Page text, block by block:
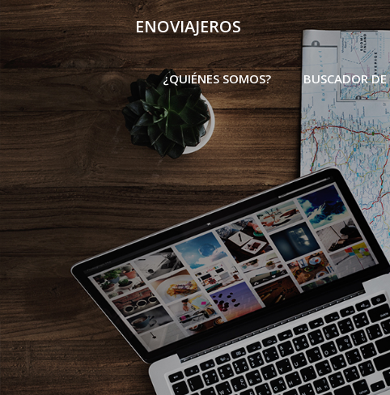
Skip
to
content
ENOVIAJEROS
¿QUIÉNES SOMOS? BUSCADOR